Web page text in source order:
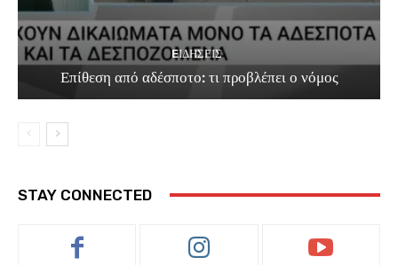
EΙΔΗΣΕΙΣ
Επίθεση από αδέσποτο: τι προβλέπει ο νόμος
STAY CONNECTED